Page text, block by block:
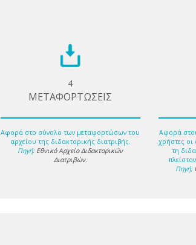
4
ΜΕΤΑΦΟΡΤΩΣΕΙΣ
Αφορά στο σύνολο των μεταφορτώσων του
αρχείου της διδακτορικής διατριβής.
Πηγή: Εθνικό Αρχείο Διδακτορικών
Διατριβών.
Αφορά
χρήστες οι
τη
Πηγή: